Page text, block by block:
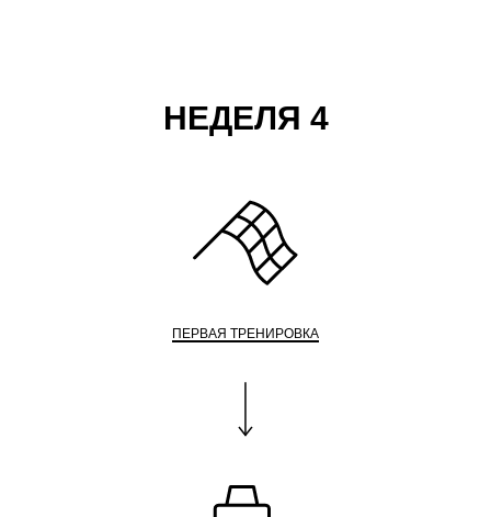
НЕДЕЛЯ 4
ПЕРВАЯ ТРЕНИРОВКА